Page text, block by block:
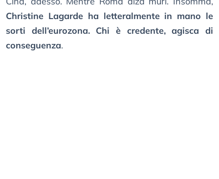
Christine Lagarde ha letteralmente in mano le
sorti dell’eurozona. Chi è credente, agisca di
conseguenza.